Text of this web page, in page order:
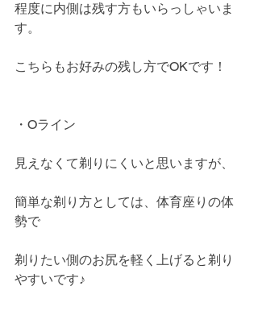
程度に内側は残す方もいらっしゃいま
す。
こちらもお好みの残し方でOKです！
・Oライン
見えなくて剃りにくいと思いますが、
簡単な剃り方としては、体育座りの体
勢で
剃りたい側のお尻を軽く上げると剃り
やすいです♪